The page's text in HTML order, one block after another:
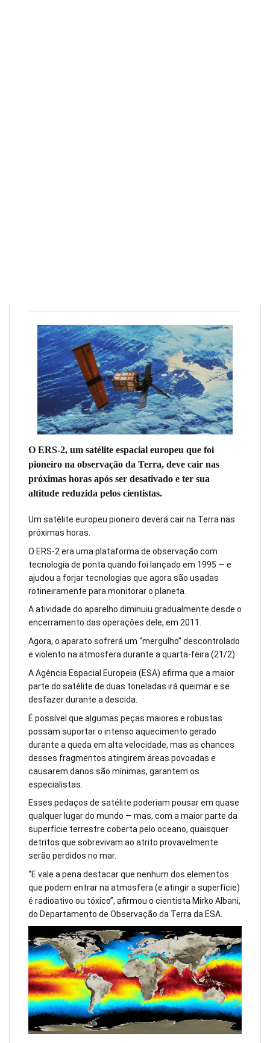
O ERS-2, um satélite espacial europeu que foi
pioneiro na observação da Terra, deve cair nas
próximas horas após ser desativado e ter sua
altitude reduzida pelos cientistas.
Um satélite europeu pioneiro deverá cair na Terra nas
próximas horas.
O ERS-2 era uma plataforma de observação com
tecnologia de ponta quando foi lançado em 1995 — e
ajudou a forjar tecnologias que agora são usadas
rotineiramente para monitorar o planeta.
A atividade do aparelho diminuiu gradualmente desde o
encerramento das operações dele, em 2011.
Agora, o aparato sofrerá um “mergulho” descontrolado
e violento na atmosfera durante a quarta-feira (21/2).
A Agência Espacial Europeia (ESA) afirma que a maior
parte do satélite de duas toneladas irá queimar e se
desfazer durante a descida.
É possível que algumas peças maiores e robustas
possam suportar o intenso aquecimento gerado
durante a queda em alta velocidade, mas as chances
desses fragmentos atingirem áreas povoadas e
causarem danos são mínimas, garantem os
especialistas.
Esses pedaços de satélite poderiam pousar em quase
qualquer lugar do mundo — mas, com a maior parte da
superfície terrestre coberta pelo oceano, quaisquer
detritos que sobrevivam ao atrito provavelmente
serão perdidos no mar.
“E vale a pena destacar que nenhum dos elementos
que podem entrar na atmosfera (e atingir a superfície)
é radioativo ou tóxico”, afirmou o cientista Mirko Albani,
do Departamento de Observação da Terra da ESA.